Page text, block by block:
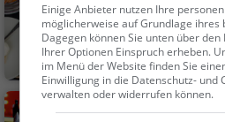
Café in Worb
Worb,
WOODYS
Einige Anbieter nutzen Ihre
möglicherweise auf Grundlage ihres
Dagegen können Sie unten über
Ihrer Optionen Einspruch erheben.
im Menü der Website finden Sie
Einwilligung in die Datenschutz- und
verwalten oder widerrufen können.